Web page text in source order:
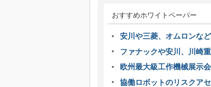
おすすめホワイトペーパー
安川や三菱、オムロンな
ファナックや安川、川崎
欧州最大級工作機械展示
協働ロボットのリスクア